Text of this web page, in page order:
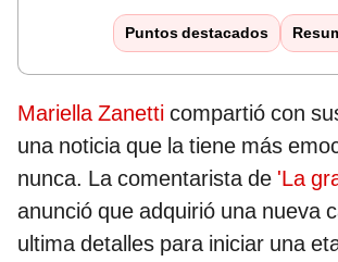
Puntos destacados
Mariella Zanetti compartió con
una noticia que la tiene más
nunca. La comentarista de 'La
anunció que adquirió una nueva
ultima detalles para iniciar una